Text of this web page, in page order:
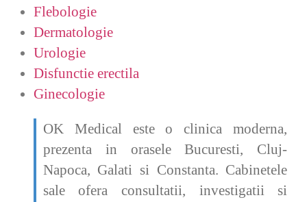
Flebologie
Dermatologie
Urologie
Disfunctie erectila
Ginecologie
OK Medical este o clinica moderna,
prezenta in orasele Bucuresti, Cluj-
Napoca, Galati si Constanta. Cabinetele
saleofera consultatii, investigatii si